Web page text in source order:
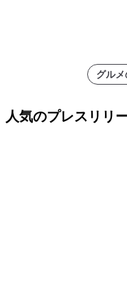
グル
人気のプレスリリ